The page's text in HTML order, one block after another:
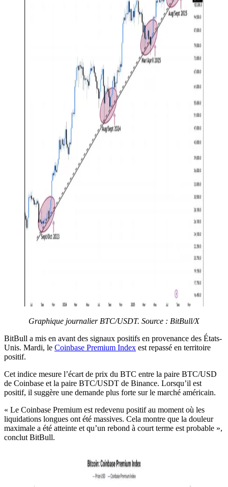
Graphique journalier BTC/USDT. Source : BitBull/X
BitBull a mis en avant des signaux positifs en provenance des États-
Unis. Mardi, le Coinbase Premium Index est repassé en territoire
positif.
Cet indice mesure l’écart de prix du BTC entre la paire BTC/USD
de Coinbase et la paire BTC/USDT de Binance. Lorsqu’il est
positif, il suggère une demande plus forte sur le marché américain.
« Le Coinbase Premium est redevenu positif au moment où les
liquidations longues ont été massives. Cela montre que la douleur
maximale a été atteinte et qu’un rebond à court terme est probable »,
conclut BitBull.